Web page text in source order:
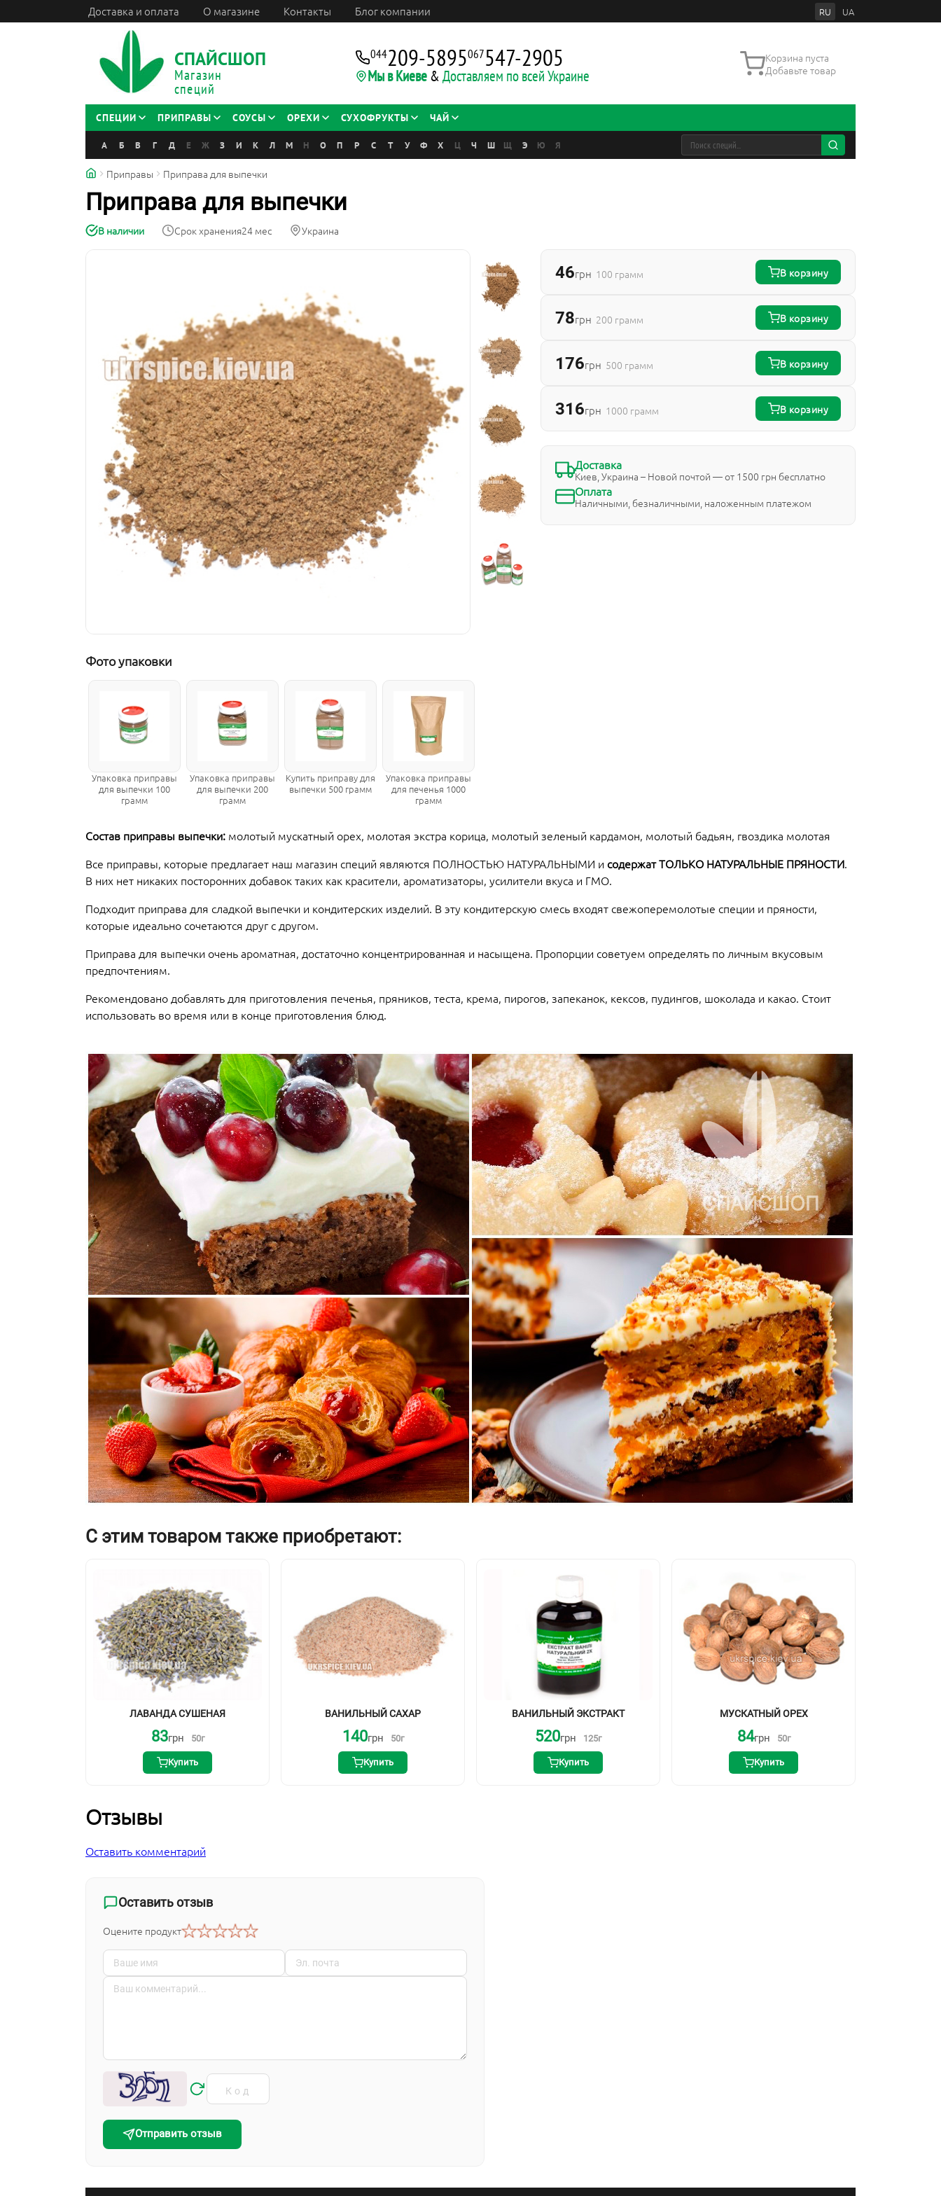
Доставка и оплата О магазине Контакты Блог компании RU UA
СПАЙСШОП
Магазин
специй
044209-5895067547-2905
Мы в Киеве &Доставляем по всей Украине
Корзина пуста
Добавьте товар
СПЕЦИИ ПРИПРАВЫ СОУСЫ ОРЕХИ СУХОФРУКТЫ ЧАЙ
А Б В Г Д Е Ж З И К Л М Н О П Р С Т У Ф Х Ц Ч Ш Щ Э Ю Я
Приправы Приправа для выпечки
Приправа для выпечки
В наличии Срок хранения24 мес Украина
46грн 100 грамм В корзину
78грн 200 грамм В корзину
176грн 500 грамм В корзину
316грн 1000 грамм В корзину
Доставка
Киев, Украина – Новой почтой — от 1500 грн бесплатно
Оплата
Наличными, безналичными, наложенным платежом
Фото упаковки
Упаковка приправы
для выпечки 100
грамм
Упаковка приправы
для выпечки 200
грамм
Купить приправу для
выпечки 500 грамм
Упаковка приправы
для печенья 1000
грамм
Состав приправы выпечки: молотый мускатный орех, молотая экстра корица, молотый зеленый кардамон, молотый бадьян, гвоздика молотая
Все приправы, которые предлагает наш магазин специй являются ПОЛНОСТЬЮ НАТУРАЛЬНЫМИ и содержат ТОЛЬКО НАТУРАЛЬНЫЕ ПРЯНОСТИ.
В них нет никаких посторонних добавок таких как красители, ароматизаторы, усилители вкуса и ГМО.
Подходит приправа для сладкой выпечки и кондитерских изделий. В эту кондитерскую смесь входят свежоперемолотые специи и пряности,
которые идеально сочетаются друг с другом.
Приправа для выпечки очень ароматная, достаточно концентрированная и насыщена. Пропорции советуем определять по личным вкусовым
предпочтениям.
Рекомендовано добавлять для приготовления печенья, пряников, теста, крема, пирогов, запеканок, кексов, пудингов, шоколада и какао. Стоит
использовать во время или в конце приготовления блюд.
С этим товаром также приобретают:
ЛАВАНДА СУШЕНАЯ
83грн 50г
Купить
ВАНИЛЬНЫЙ САХАР
140грн 50г
Купить
ВАНИЛЬНЫЙ ЭКСТРАКТ
520грн 125г
Купить
МУСКАТНЫЙ ОРЕХ
84грн 50г
Купить
Отзывы
Оставить комментарий
Оставить отзыв
Оцените продукт
Отправить отзыв